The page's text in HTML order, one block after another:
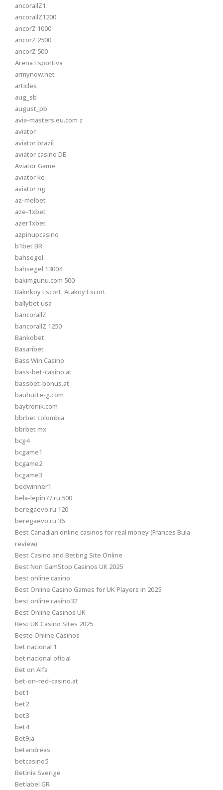
ancorallZ1
ancorallZ1200
ancorZ 1000
ancorZ 2500
ancorZ 500
Arena Esportiva
armynow.net
articles
aug_sb
august_pb
avia-masters.eu.com z
aviator
aviator brazil
aviator casino DE
Aviator Game
aviator ke
aviator ng
az-melbet
aze-1xbet
azer1xbet
azpinupcasino
b1bet BR
bahsegel
bahsegel 13004
bakimgunu.com 500
Bakırköy Escort, Ataköy Escort
ballybet usa
bancorallZ
bancorallZ 1250
Bankobet
Basaribet
Bass Win Casino
bass-bet-casino.at
bassbet-bonus.at
bauhutte-g.com
baytronik.com
bbrbet colombia
bbrbet mx
bcg4
bcgame1
bcgame2
bcgame3
bedwinner1
bela-lepin77.ru 500
beregaevo.ru 120
beregaevo.ru 36
Best Canadian online casinos for real money (Frances Bula
review)
Best Casino and Betting Site Online
Best Non GamStop Casinos UK 2025
best online casino
Best Online Casino Games for UK Players in 2025
best online casino32
Best Online Casinos UK
Best UK Casino Sites 2025
Beste Online Casinos
bet nacional 1
bet nacional oficial
Bet on Alfa
bet-on-red-casino.at
bet1
bet2
bet3
bet4
Bet9ja
betandreas
betcasino5
Betinia Sverige
Betlabel GR